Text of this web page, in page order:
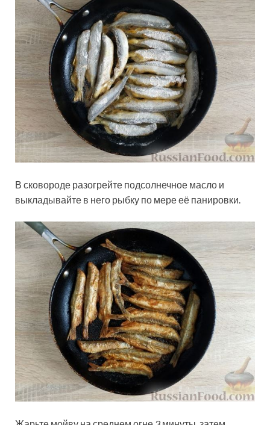
В сковороде разогрейте подсолнечное масло и
выкладывайте в него рыбку по мере её панировки.